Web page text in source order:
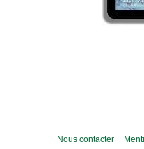
Nous contacter